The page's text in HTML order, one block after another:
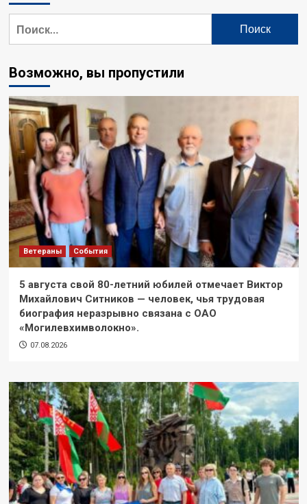
Возможно, вы пропустили
Ветераны События
5 августа свой 80-летний юбилей отмечает Виктор
Михайлович Ситников — человек, чья трудовая
биография неразрывно связана с ОАО
«Могилевхимволокно».
07.08.2026